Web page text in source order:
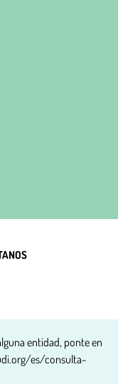
entidad, ponte en
es/consulta-